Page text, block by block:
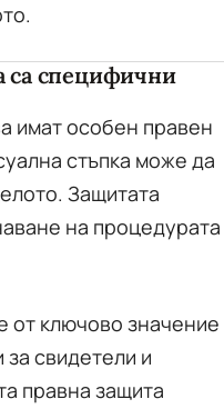
са специфични
имат особен правен
стъпка може да
Защитата
на процедурата
от ключово значение
за свидетели и
правна защита